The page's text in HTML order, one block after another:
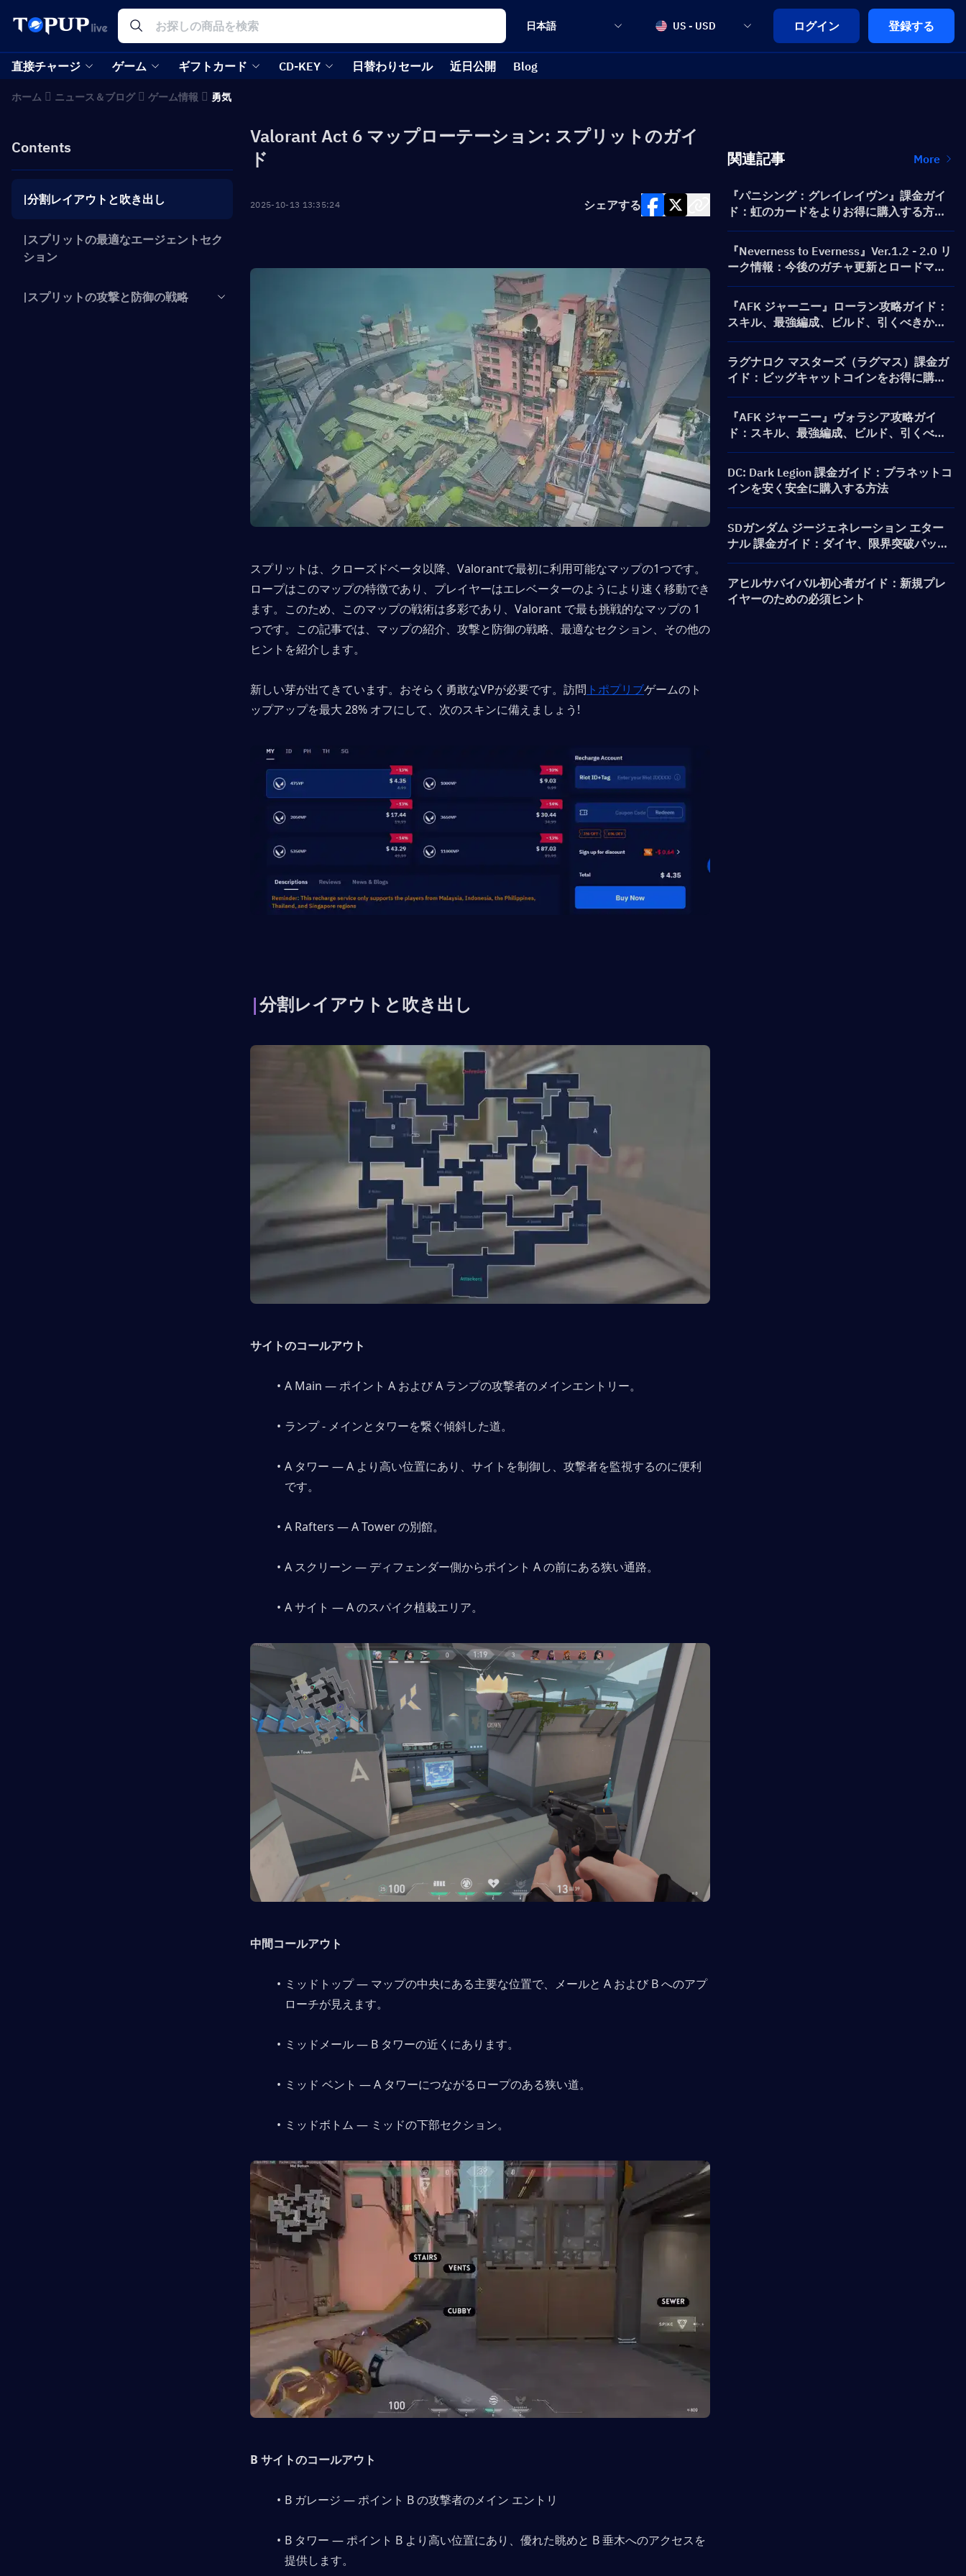
日本語 US - USD ログイン 登録する
直接チャージ ゲーム ギフトカード CD-KEY 日替わりセール 近日公開 Blog
ホーム ニュース＆ブログ ゲーム情報 勇気
Contents
|分割レイアウトと吹き出し
|スプリットの最適なエージェントセク
ション
|スプリットの攻撃と防御の戦略
Valorant Act 6 マップローテーション: スプリットのガイ
ド
2025-10-13 13:35:24 シェアする
スプリットは、クローズドベータ以降、Valorantで最初に利用可能なマップの1つです。
ロープはこのマップの特徴であり、プレイヤーはエレベーターのようにより速く移動でき
ます。このため、このマップの戦術は多彩であり、Valorant で最も挑戦的なマップの 1
つです。この記事では、マップの紹介、攻撃と防御の戦略、最適なセクション、その他の
ヒントを紹介します。
新しい芽が出てきています。おそらく勇敢なVPが必要です。訪問 トポプリブゲームのト
ップアップを最大 28% オフにして、次のスキンに備えましょう!
|分割レイアウトと吹き出し
サイトのコールアウト
A Main — ポイント A および A ランプの攻撃者のメインエントリー。
ランプ - メインとタワーを繋ぐ傾斜した道。
A タワー — A より高い位置にあり、サイトを制御し、攻撃者を監視するのに便利
です。
A Rafters — A Tower の別館。
A スクリーン — ディフェンダー側からポイント A の前にある狭い通路。
A サイト — A のスパイク植栽エリア。
中間コールアウト
ミッドトップ — マップの中央にある主要な位置で、メールと A および B へのアプ
ローチが見えます。
ミッドメール — B タワーの近くにあります。
ミッド ベント — A タワーにつながるロープのある狭い道。
ミッドボトム — ミッドの下部セクション。
B サイトのコールアウト
B ガレージ — ポイント B の攻撃者のメイン エントリ
B タワー — ポイント B より高い位置にあり、優れた眺めと B 垂木へのアクセスを
提供します。
関連記事 More
『パニシング：グレイレイヴン』課金ガイ
ド：虹のカードをよりお得に購入する方法
は？
『Neverness to Everness』Ver.1.2 - 2.0 リ
ーク情報：今後のガチャ更新とロードマッ
プ！
『AFK ジャーニー』ローラン攻略ガイド：
スキル、最強編成、ビルド、引くべきか徹
底解説
ラグナロク マスターズ（ラグマス）課金ガ
イド：ビッグキャットコインをお得に購入
する方法は？
『AFK ジャーニー』ヴォラシア攻略ガイ
ド：スキル、最強編成、ビルド、引くべき
かを解説
DC: Dark Legion 課金ガイド：プラネットコ
インを安く安全に購入する方法
SDガンダム ジージェネレーション エター
ナル 課金ガイド：ダイヤ、限界突破パッ
ク、価格、およびチャージ方法
アヒルサバイバル初心者ガイド：新規プレ
イヤーのための必須ヒント